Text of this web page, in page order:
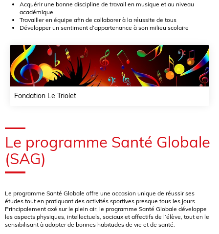
Acquérir une bonne discipline de travail en musique et au niveau
académique
Travailler en équipe afin de collaborer à la réussite de tous
Développer un sentiment d’appartenance à son milieu scolaire
Fondation Le Triolet
Le programme Santé Globale
(SAG)
Le programme Santé Globale offre une occasion unique de réussir ses
études tout en pratiquant des activités sportives presque tous les jours.
Principalement axé sur le plein air, le programme Santé Globale développe
les aspects physiques, intellectuels, sociaux et affectifs de l’élève, tout en le
sensibilisant à adopter de bonnes habitudes de vie et de santé.